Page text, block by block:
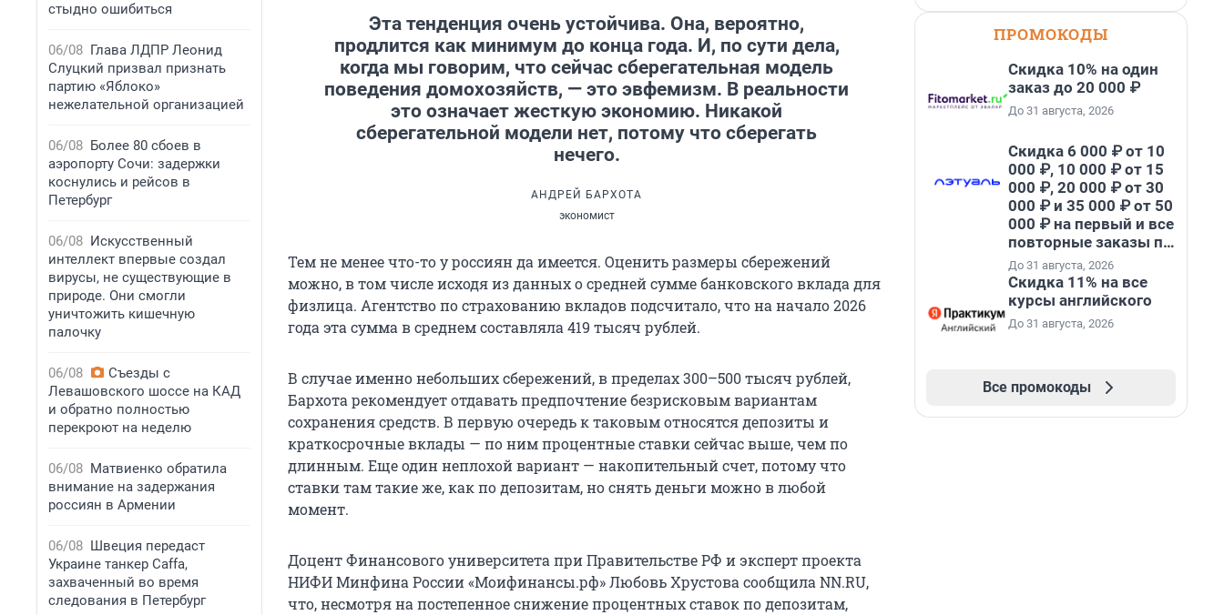
стыдно ошибиться
06/08 Глава ЛДПР Леонид
Слуцкий призвал признать
партию «Яблоко»
нежелательной организацией
06/08 Более 80 сбоев в
аэропорту Сочи: задержки
коснулись и рейсов в
Петербург
06/08 Искусственный
интеллект впервые создал
вирусы, не существующие в
природе. Они смогли
уничтожить кишечную
палочку
06/08
Съезды с
Левашовского шоссе на КАД
и обратно полностью
перекроют на неделю
06/08 Матвиенко обратила
внимание на задержания
россиян в Армении
06/08 Швеция передаст
Украине танкер Caffa,
захваченный во время
следования в Петербург
Эта тенденция очень устойчива. Она, вероятно,
продлится как минимум до конца года. И, по сути дела,
когда мы говорим, что сейчас сберегательная модель
поведения домохозяйств, — это эвфемизм. В реальности
это означает жесткую экономию. Никакой
сберегательной модели нет, потому что сберегать
нечего.
АНДРЕЙ БАРХОТА
экономист
Тем не менее что-то у россиян да имеется. Оценить размеры сбережений
можно, в том числе исходя из данных о средней сумме банковского вклада для
физлица. Агентство по страхованию вкладов подсчитало, что на начало 2026
года эта сумма в среднем составляла 419 тысяч рублей.
В случае именно небольших сбережений, в пределах 300–500 тысяч рублей,
Бархота рекомендует отдавать предпочтение безрисковым вариантам
сохранения средств. В первую очередь к таковым относятся депозиты и
краткосрочные вклады — по ним процентные ставки сейчас выше, чем по
длинным. Еще один неплохой вариант — накопительный счет, потому что
ставки там такие же, как по депозитам, но снять деньги можно в любой
момент.
Доцент Финансового университета при Правительстве РФ и эксперт проекта
НИФИ Минфина России «Моифинансы.рф» Любовь Хрустова сообщила NN.RU,
что, несмотря на постепенное снижение процентных ставок по депозитам,
ПРОМОКОДЫ
Скидка 10% на один
заказ до 20 000 ₽
До 31 августа, 2026
Скидка 6 000 ₽ от 10
000 ₽, 10 000 ₽ от 15
000 ₽, 20 000 ₽ от 30
000 ₽ и 35 000 ₽ от 50
000 ₽ на первый и все
повторные заказы по
промокоду НАБЕРИ
До 31 августа, 2026
Скидка 11% на все
курсы английского
До 31 августа, 2026
Все промокоды